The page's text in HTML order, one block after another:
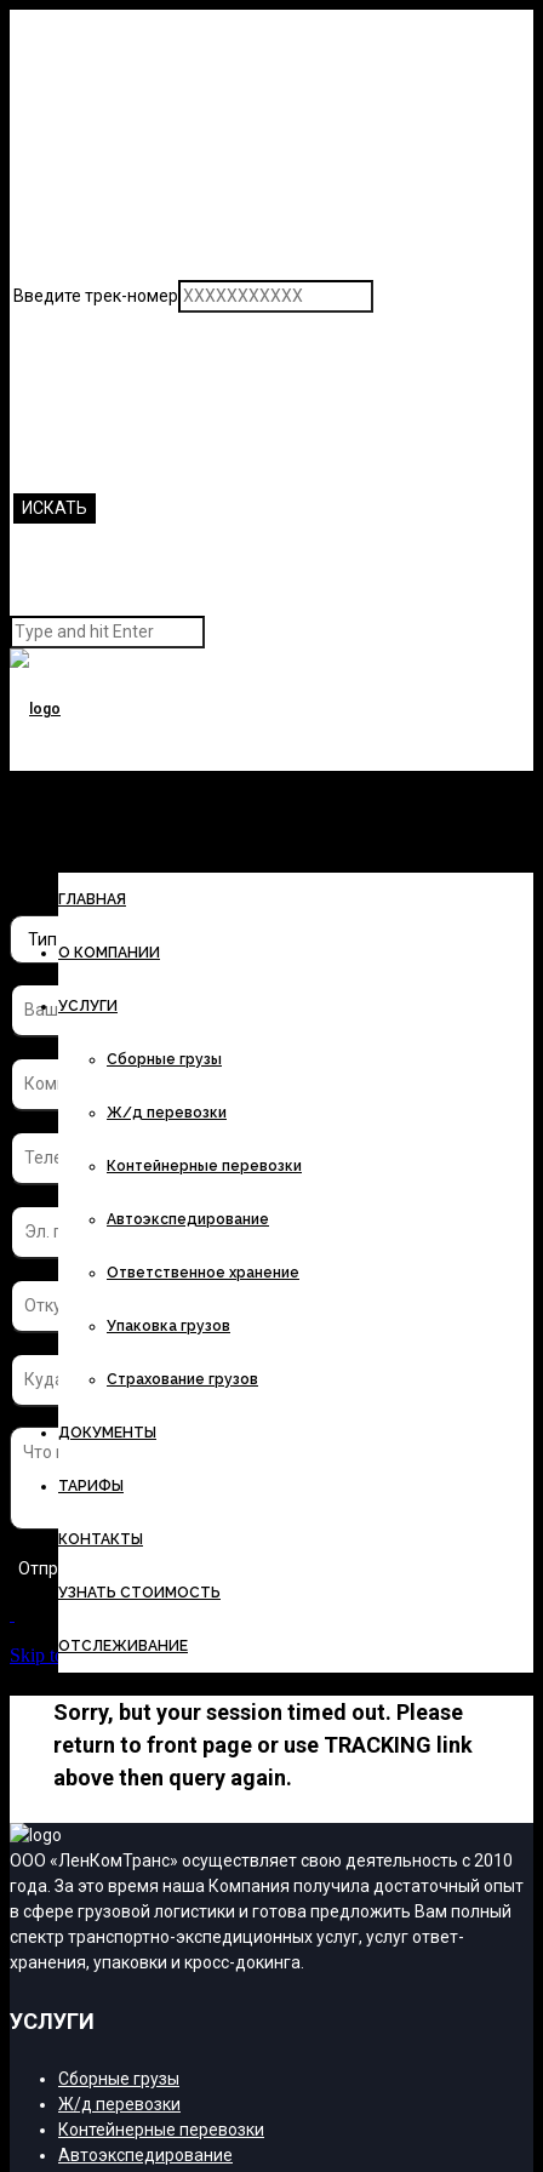
Введите трек-номер
ГЛАВНАЯ
О КОМПАНИИ
УСЛУГИ
Сборные грузы
Ж/д перевозки
Контейнерные перевозки
Автоэкспедирование
Ответственное хранение
Упаковка грузов
Страхование грузов
ДОКУМЕНТЫ
ТАРИФЫ
КОНТАКТЫ
УЗНАТЬ СТОИМОСТЬ
ОТСЛЕЖИВАНИЕ
стоимость перевозки
Skip to Content
Sorry, but your session timed out. Please
return to front page or use TRACKING link
above then query again.
ООО «ЛенКомТранс» осуществляет свою деятельность с 2010
года. За это время наша Компания получила достаточный опыт
в сфере грузовой логистики и готова предложить Вам полный
спектр транспортно-экспедиционных услуг, услуг ответ-
хранения, упаковки и кросс-докинга.
УСЛУГИ
Сборные грузы
Ж/д перевозки
Контейнерные перевозки
Автоэкспедирование